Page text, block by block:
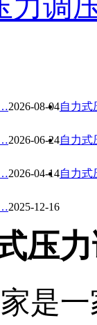
力调
2026-08-04自力
2026-06-24自力
2026-04-14自力
2025-12-16
压
是